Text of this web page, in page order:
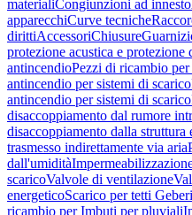
materialiCongiunzioni ad innesto
apparecchiCurve tecniche
dirittiAccessoriChiusure
protezione acustica e protezione
antincendioPezzi di ricambio
antincendio per sistemi di scarico
antincendio per sistemi di scarico
disaccoppiamento dal rumore
disaccoppiamento dalla
trasmesso indirettamente via aria
dall'umidità
scaricoValvole di ventilazione
energeticoScarico per tetti
ricambio per Imbuti per pluviali